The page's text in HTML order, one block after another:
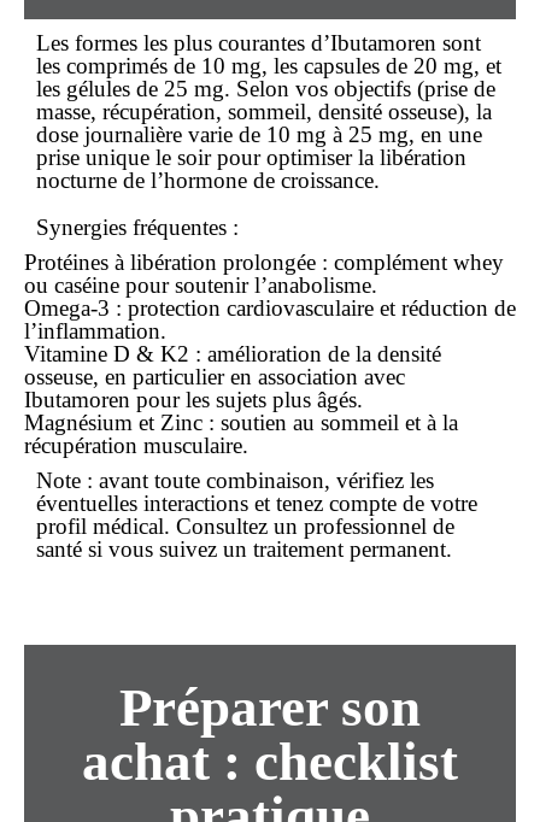
Les formes les plus courantes d’Ibutamoren sont
les comprimés de 10 mg, les capsules de 20 mg, et
les gélules de 25 mg. Selon vos objectifs (prise de
masse, récupération, sommeil, densité osseuse), la
dose journalière varie de 10 mg à 25 mg, en une
prise unique le soir pour optimiser la libération
nocturne de l’hormone de croissance.
Synergies fréquentes :
Protéines à libération prolongée : complément whey
ou caséine pour soutenir l’anabolisme.
Omega-3 : protection cardiovasculaire et réduction de
l’inflammation.
Vitamine D & K2 : amélioration de la densité
osseuse, en particulier en association avec
Ibutamoren pour les sujets plus âgés.
Magnésium et Zinc : soutien au sommeil et à la
récupération musculaire.
Note : avant toute combinaison, vérifiez les
éventuelles interactions et tenez compte de votre
profil médical. Consultez un professionnel de
santé si vous suivez un traitement permanent.
Préparer son
achat : checklist